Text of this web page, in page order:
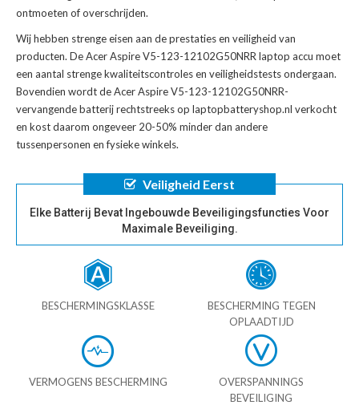
ontmoeten of overschrijden.
Wij hebben strenge eisen aan de prestaties en veiligheid van
producten. DeAcer Aspire V5-123-12102G50NRR laptop accu moet
een aantal strenge kwaliteitscontroles en veiligheidstests ondergaan.
Bovendien wordt deAcer Aspire V5-123-12102G50NRR-
vervangende batterijrechtstreeks op laptopbatteryshop.nl verkocht
en kost daarom ongeveer 20-50% minder dan andere
tussenpersonen en fysieke winkels.
Veiligheid Eerst
Elke Batterij Bevat Ingebouwde Beveiligingsfuncties Voor
Maximale Beveiliging.
BESCHERMINGSKLASSE
BESCHERMING TEGEN
OPLAADTIJD
VERMOGENS BESCHERMING
OVERSPANNINGS
BEVEILIGING